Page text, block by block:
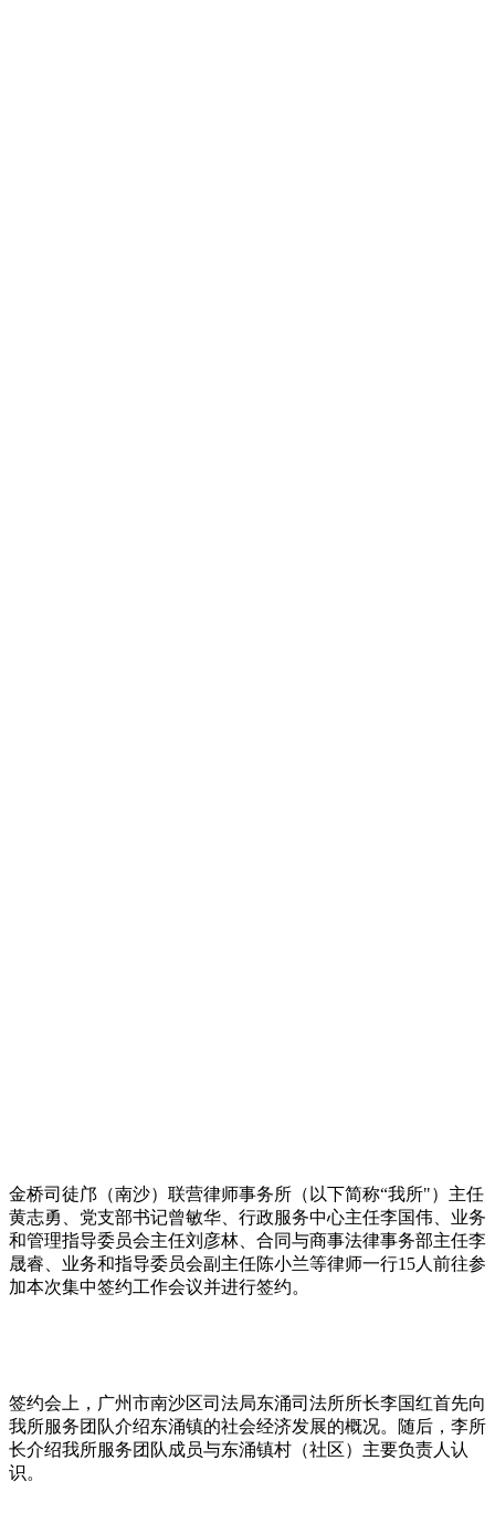
金桥司徒邝（南沙）联营律师事务所（以下简称“我所"）主任
黄志勇、党支部书记曾敏华、行政服务中心主任李国伟、业务
和管理指导委员会主任刘彦林、合同与商事法律事务部主任李
晟睿、业务和指导委员会副主任陈小兰等律师一行15人前往参
加本次集中签约工作会议并进行签约。
签约会上，广州市南沙区司法局东涌司法所所长李国红首先向
我所服务团队介绍东涌镇的社会经济发展的概况。随后，李所
长介绍我所服务团队成员与东涌镇村（社区）主要负责人认
识。